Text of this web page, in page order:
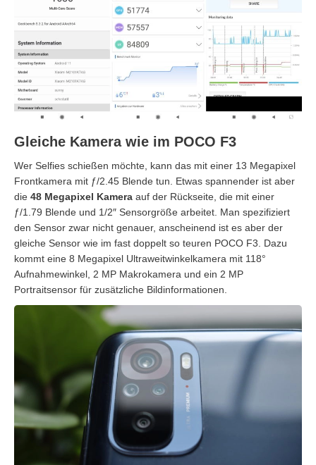
Gleiche Kamera wie im POCO F3
Wer Selfies schießen möchte, kann das mit einer 13 Megapixel
Frontkamera mit ƒ/2.45 Blende tun. Etwas spannender ist aber
die 48 Megapixel Kamera auf der Rückseite, die mit einer
ƒ/1.79 Blende und 1/2″ Sensorgröße arbeitet. Man spezifiziert
den Sensor zwar nicht genauer, anscheinend ist es aber der
gleiche Sensor wie im fast doppelt so teuren POCO F3. Dazu
kommt eine 8 Megapixel Ultraweitwinkelkamera mit 118°
Aufnahmewinkel, 2 MP Makrokamera und ein 2 MP
Portraitsensor für zusätzliche Bildinformationen.